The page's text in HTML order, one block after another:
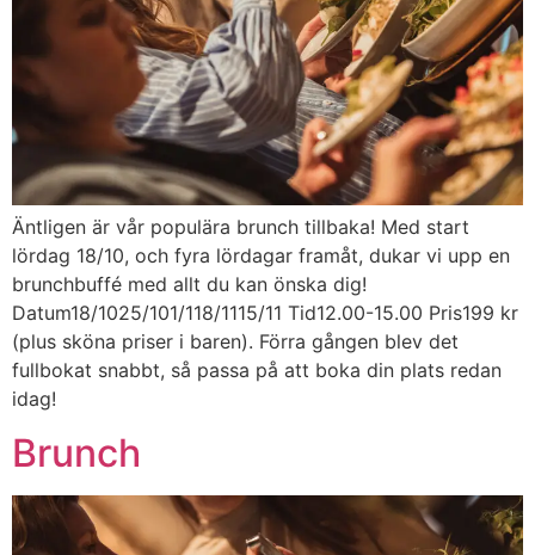
Äntligen är vår populära brunch tillbaka! Med start
lördag 18/10, och fyra lördagar framåt, dukar vi upp en
brunchbuffé med allt du kan önska dig!
Datum18/1025/101/118/1115/11 Tid12.00-15.00 Pris199 kr
(plus sköna priser i baren). Förra gången blev det
fullbokat snabbt, så passa på att boka din plats redan
idag!
Brunch